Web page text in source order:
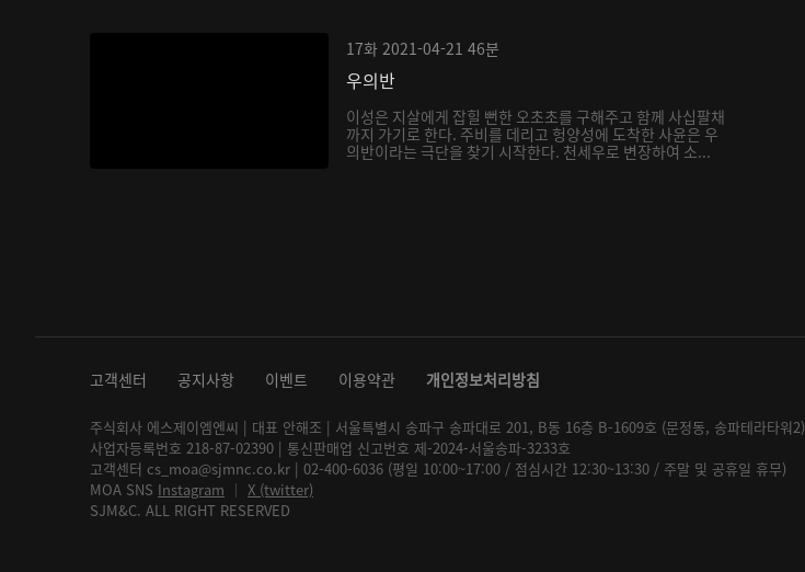
17화 2021-04-21 46분
우의반
이성은 지살에게 잡힐 뻔한 오초초를 구해주고 함께 사십팔채
까지 가기로 한다. 주비를 데리고 헝양성에 도착한 사윤은 우
의반이라는 극단을 찾기 시작한다. 천세우로 변장하여 소...
고객센터 공지사항 이벤트 이용약관 개인정보처리방침
주식회사 에스제이엠엔씨 | 대표 안해조 | 서울특별시 송파구 송파대로 201, B동 16층 B-1609호 (문정동, 송파테라타워2)
사업자등록번호 218-87-02390 | 통신판매업 신고번호 제-2024-서울송파-3233호
고객센터 cs_moa@sjmnc.co.kr | 02-400-6036 (평일 10:00~17:00 / 점심시간 12:30~13:30 / 주말 및 공휴일 휴무)
MOA SNS Instagram │ X (twitter)
SJM&C. ALL RIGHT RESERVED